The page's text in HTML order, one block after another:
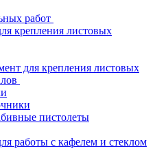
работ
крепления листовых
для крепления листовых
пистолеты
работы с кафелем и стеклом